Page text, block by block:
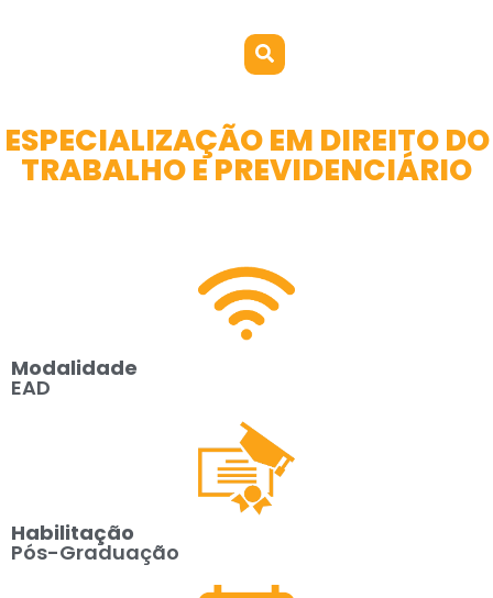
ESPECIALIZAÇÃO EM DIREITO DO
TRABALHO E PREVIDENCIÁRIO
Modalidade
EAD
Habilitação
Pós-Graduação